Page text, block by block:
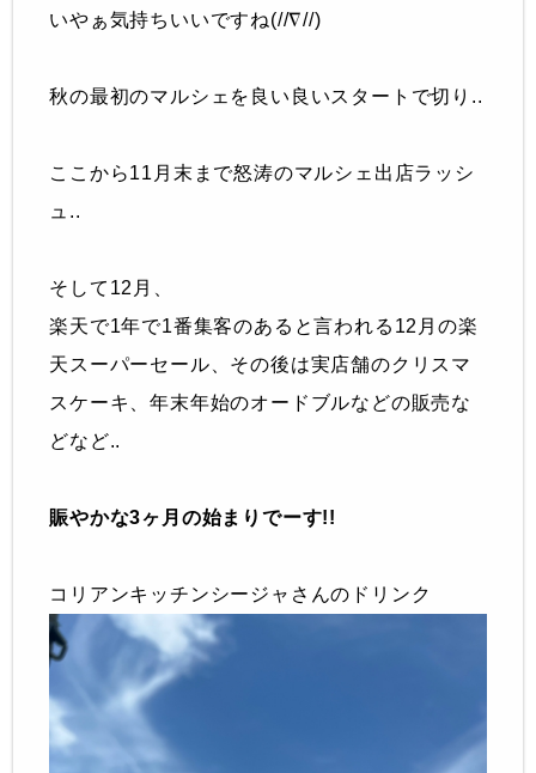
いやぁ気持ちいいですね(//∇//)
秋の最初のマルシェを良い良いスタートで切り..
ここから11月末まで怒涛のマルシェ出店ラッシ
ュ..
そして12月、
楽天で1年で1番集客のあると言われる12月の楽
天スーパーセール、その後は実店舗のクリスマ
スケーキ、年末年始のオードブルなどの販売な
どなど..
賑やかな3ヶ月の始まりでーす!!
コリアンキッチンシージャさんのドリンク